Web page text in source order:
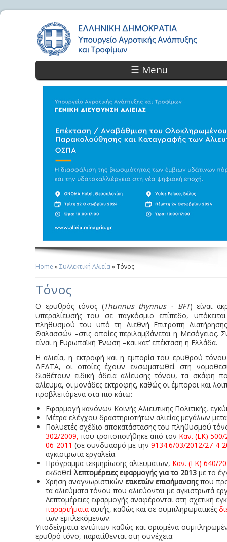
☰ Menu
Home »Συλλεκτική Αλιεία» Τόνος
Τόνος
O ερυθρός τόνος (Thunnus thynnus - BFT) είναι
υπεραλίευσής του σε παγκόσμιο επίπεδο,
πληθυσμού του υπό τη Διεθνή Επιτροπή
Θαλασσών –στις οποίες περιλαμβάνεται η
είναι η Ευρωπαϊκή Ένωση –και κατ’ επέκταση η Ελλάδα.
Η αλιεία, η εκτροφή και η εμπορία του ερυθρού τόνου
ΔΕΔΤΑ, οι οποίες έχουν ενσωματωθεί στη
διαθέτουν ειδική άδεια αλίευσης τόνου, τα σκάφη
αλίευμα, οι μονάδες εκτροφής, καθώς οι έμποροι και
προβλεπόμενα στα πιο κάτω:
Εφαρμογή κανόνων Κοινής Αλιευτικής Πολιτικής,
Μέτρα ελέγχου δραστηριοτήτων αλιείας μεγάλων
Πολυετές σχέδιο αποκατάστασης του πληθυσμού
302/2009, που τροποποιήθηκε από τον Καν. (ΕΚ) 500/
06-2011 (σε συνδυασμό με την 9134.6/03/2012/27-4-
αγκιστρωτά εργαλεία.
Πρόγραμμα τεκμηρίωσης αλιευμάτων, Καν. (ΕΚ) 640/
εκδοθείλεπτομέρειες εφαρμογής για το 2013 με το
Χρήση αναγνωριστικών ετικετών επισήμανσηςπου
τα αλιεύματα τόνου που αλιεύονται με αγκιστρωτά
Λεπτομέρειες εφαρμογής αναφέρονται στη σχετική
παραρτήματα αυτής, καθώς και σε συμπληρωματικές
των εμπλεκόμενων.
Υποδείγματα εντύπων καθώς και ορισμένα
ερυθρό τόνο, παρατίθενται στη συνέχεια: